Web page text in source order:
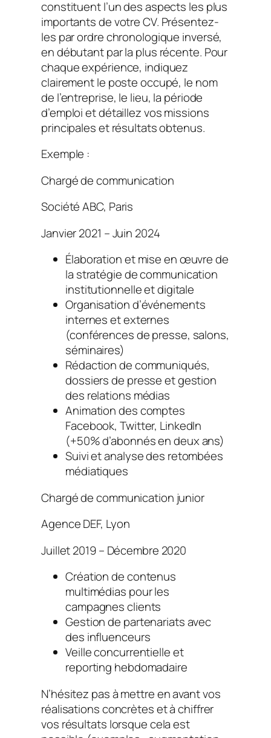
constituent l’un des aspects les plus
importants de votre CV. Présentez-
les par ordre chronologique inversé,
en débutant par la plus récente. Pour
chaque expérience, indiquez
clairement le poste occupé, le nom
de l’entreprise, le lieu, la période
d’emploi et détaillez vos missions
principales et résultats obtenus.
Exemple :
Chargé de communication
Société ABC, Paris
Janvier 2021 – Juin 2024
Élaboration et mise en œuvre de
la stratégie de communication
institutionnelle et digitale
Organisation d’événements
internes et externes
(conférences de presse, salons,
séminaires)
Rédaction de communiqués,
dossiers de presse et gestion
des relations médias
Animation des comptes
Facebook, Twitter, LinkedIn
(+50% d’abonnés en deux ans)
Suivi et analyse des retombées
médiatiques
Chargé de communication junior
Agence DEF, Lyon
Juillet 2019 – Décembre 2020
Création de contenus
multimédias pour les
campagnes clients
Gestion de partenariats avec
des influenceurs
Veille concurrentielle et
reporting hebdomadaire
N’hésitez pas à mettre en avant vos
réalisations concrètes et à chiffrer
vos résultats lorsque cela est